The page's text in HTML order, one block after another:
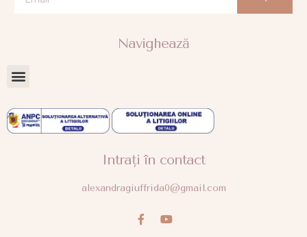
Intrați în contact
alexandragiuffrida0@gmail.com
Navighează